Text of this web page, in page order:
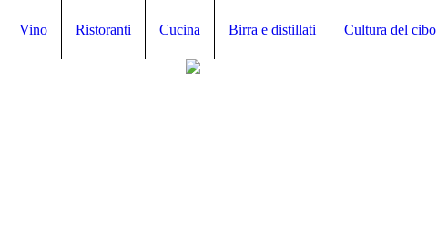
Vino Ristoranti Cucina Birra e distillati Cultura del cibo